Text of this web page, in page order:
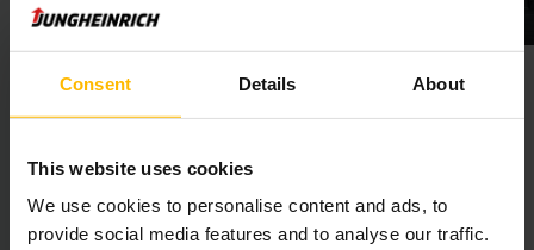
Consent Details About
This website uses cookies
We use cookies to personalise content and ads, to
provide social media features and to analyse our traffic.
Ja Jūs vidēji lielu daudzumu vienādu preču uzglabājat pēc
sastāv no plauktu statņiem, kas ir sakārtoti rindā viens aiz
otra, tādējādi veidojot kanālu. Parasti par preču iekraušanu
Palieliniet Jūsu noliktavas ietilpību ar
mobilo plauktu sistēmu.
uzglabāšana
plaukts
izmantojums,
grēdu
Dinamiskā palešu uzglabāšana
Iebīdāmais plaukts
pateicoties dinamiskai grēdu
noliktavai